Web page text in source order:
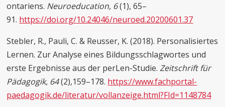
ontariens. Neuroeducation, 6(1), 65–
91. https://doi.org/10.24046/neuroed.20200601.37
Stebler, R., Pauli, C. & Reusser, K. (2018). Personalisiertes
Lernen. Zur Analyse eines Bildungsschlagwortes und
erste Ergebnisse aus der perLen-Studie.Zeitschrift für
Pädagogik, 64(2),159–178. https://www.fachportal-
paedagogik.de/literatur/vollanzeige.html?FId=1148784